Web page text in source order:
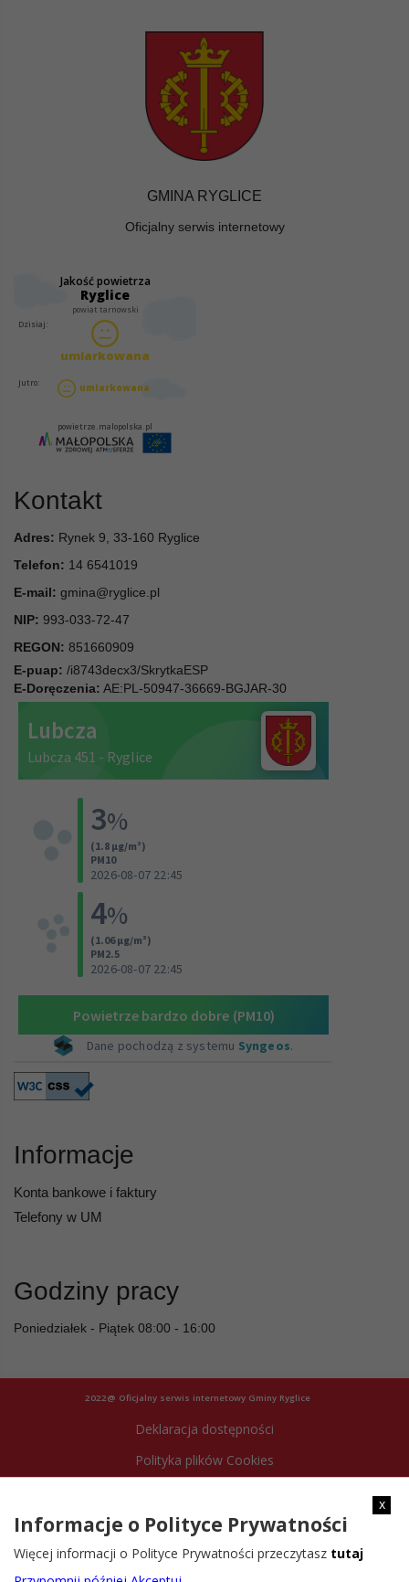
GMINA RYGLICE
Oficjalny serwis internetowy
Kontakt
Adres: Rynek 9, 33-160 Ryglice
Telefon: 14 6541019
E-mail: gmina@ryglice.pl
NIP: 993-033-72-47
REGON: 851660909
E-puap: /i8743decx3/SkrytkaESP
E-Doręczenia: AE:PL-50947-36669-BGJAR-30
Informacje
Konta bankowe i faktury
Telefony w UM
Godziny pracy
Poniedziałek - Piątek 08:00 - 16:00
2022@ Oficjalny serwis internetowy Gminy Ryglice
Deklaracja dostępności
Polityka plików Cookies
x
Informacje o Polityce Prywatności
Więcej informacji o Polityce Prywatności przeczytasz tutaj